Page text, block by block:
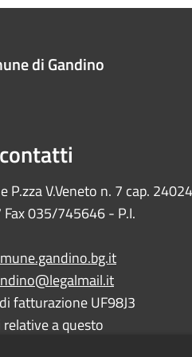
di Gandino
P.zza V.Veneto n. 7 cap. 24024
035/745646 - P.I.
fatturazione UF98J3
a questo